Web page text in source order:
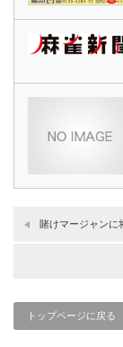
賭けマージャンに
トップページに戻る